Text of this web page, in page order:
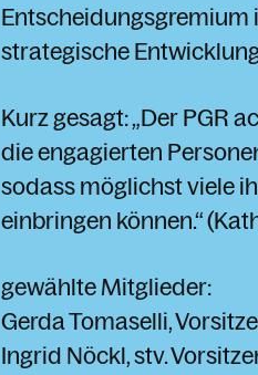
Entscheidungsgremium
strategische
Kurz gesagt: „Der PGR
die engagierten
sodass möglichst viele
einbringen können.“
gewählte Mitglieder:
Gerda Tomaselli,
Ingrid Nöckl, stv.